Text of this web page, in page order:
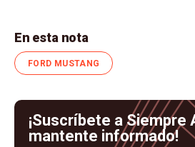
En esta nota
FORD MUSTANG
¡Suscríbete a Siempre
mantente informado!